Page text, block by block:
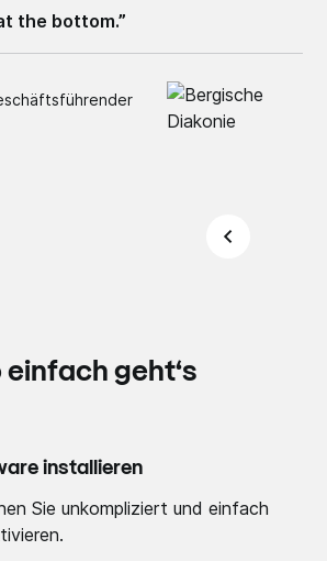
the bottom.”
einfach geht‘s
installieren
Sie unkompliziert und einfach